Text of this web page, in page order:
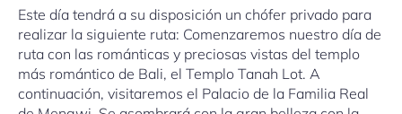
Este día tendrá a su disposición un chófer privado para
realizar la siguiente ruta: Comenzaremos nuestro día de
ruta con las románticas y preciosas vistas del templo
más romántico de Bali, el Templo Tanah Lot. A
continuación, visitaremos el Palacio de la Familia Real